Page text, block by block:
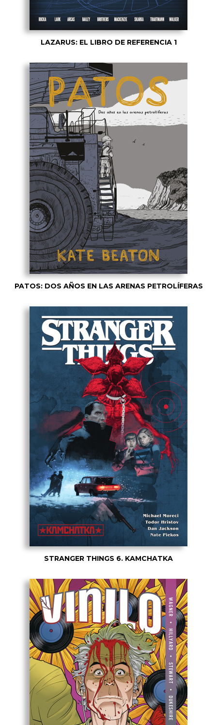
LAZARUS: EL LIBRO DE REFERENCIA 1
PATOS: DOS AÑOS EN LAS ARENAS PETROLÍFERAS
STRANGER THINGS 6. KAMCHATKA